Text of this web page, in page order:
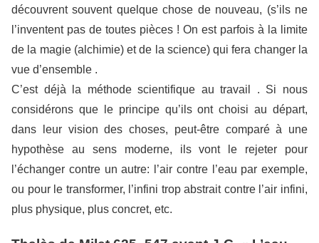
découvrent souvent quelque chose de nouveau, (s’ils ne
l’inventent pas de toutes pièces ! On est parfois à la limite
de la magie (alchimie) et de la science) qui fera changer la
vue d’ensemble .
C’est déjà la méthode scientifique au travail . Si nous
considérons que le principe qu’ils ont choisi au départ,
dans leur vision des choses, peut-être comparé à une
hypothèse au sens moderne, ils vont le rejeter pour
l’échanger contre un autre: l’air contre l’eau par exemple,
ou pour le transformer, l’infini trop abstrait contre l’air infini,
plus physique, plus concret, etc.